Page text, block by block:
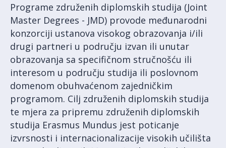
Programe združenih diplomskih studija (Joint
Master Degrees - JMD) provode međunarodni
konzorciji ustanova visokog obrazovanja i/ili
drugi partneri u području izvan ili unutar
obrazovanja sa specifičnom stručnošću ili
interesom u području studija ili poslovnom
domenom obuhvaćenom zajedničkim
programom. Cilj združenih diplomskih studija
te mjera za pripremu združenih diplomskih
studija Erasmus Mundus jest poticanje
izvrsnosti i internacionalizacije visokih učilišta